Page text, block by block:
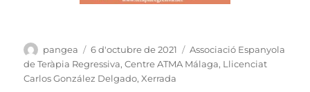
Autor
pangea
Publicat
el
6 d'octubre de 2021 Categories
Associació Espanyola
de Teràpia Regressiva,Centre ATMA Málaga, Llicenciat
Carlos González Delgado,Xerrada